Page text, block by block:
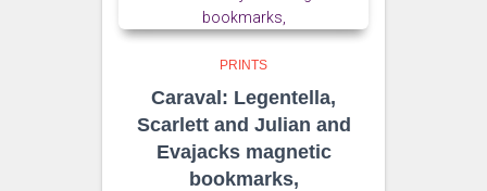
PRINTS
Caraval: Legentella,
Scarlett and Julian and
Evajacks magnetic
bookmarks,